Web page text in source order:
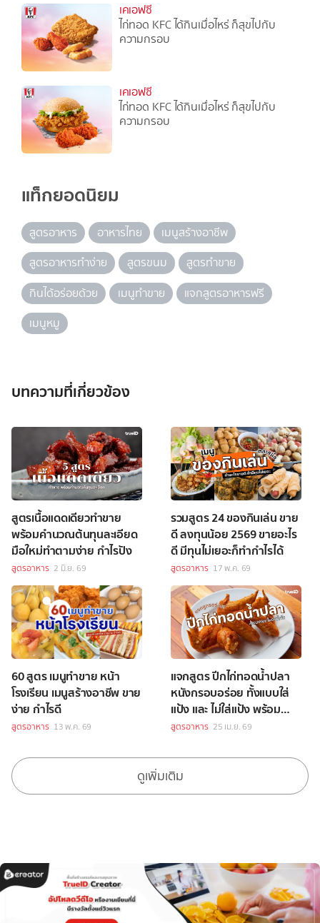
เคเอฟซี
ไก่ทอด KFC ได้กินเมื่อไหร่ ก็สุขไปกับ
ความกรอบ
เคเอฟซี
ไก่ทอด KFC ได้กินเมื่อไหร่ ก็สุขไปกับ
ความกรอบ
แท็กยอดนิยม
สูตรอาหาร อาหารไทย
เมนูสร้างอาชีพ
สูตรอาหารทำง่าย
สูตรขนม
สูตรทำขาย
กินได้อร่อยด้วย
เมนูทำขาย
แจกสูตรอาหารฟรี
เมนูหมู
บทความที่เกี่ยวข้อง
สูตรเนื้อแดดเดียวทำขาย
พร้อมคำนวณต้นทุนละเอียด
มือใหม่ทำตามง่าย กำไรปัง
สูตรอาหาร 2 มิ.ย. 69
รวมสูตร 24 ของกินเล่น ขาย
ดี ลงทุนน้อย 2569 ขายอะไร
ดี มีทุนไม่เยอะก็ทำกำไรได้
สูตรอาหาร 17 พ.ค. 69
60 สูตร เมนูทำขาย หน้า
โรงเรียน เมนูสร้างอาชีพ ขาย
ง่าย กำไรดี
สูตรอาหาร 13 พ.ค. 69
แจกสูตร ปีกไก่ทอดน้ำปลา
หนังกรอบอร่อย ทั้งแบบใส่
แป้ง และ ไม่ใส่แป้ง พร้อม
เทคนิคการทอด
สูตรอาหาร 25 เม.ย. 69
ดูเพิ่มเติม